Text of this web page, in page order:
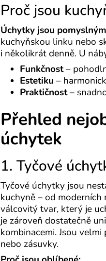
Proč jsou
Úchytky jsou
kuchyňskou linku nebo
i několikrát denně. U
Funkčnost–
Estetiku –
Praktičnost–
Přehled
úchytek
1. Tyčové
Tyčové úchytky jsou
kuchyně – od
válcovitý tvar, který je
je zároveň dostatečně
kombinacemi. Jsou
nebo zásuvky.